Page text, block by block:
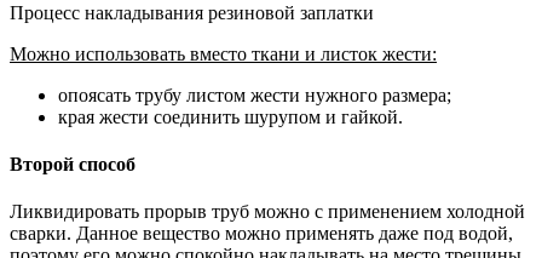
Процесс накладывания резиновой заплатки
Можно использовать вместо ткани и листок жести:
опоясать трубу листом жести нужного размера;
края жести соединить шурупом и гайкой.
Второй способ
Ликвидировать прорыв труб можно с применением холодной
сварки. Данное вещество можно применять даже под водой,